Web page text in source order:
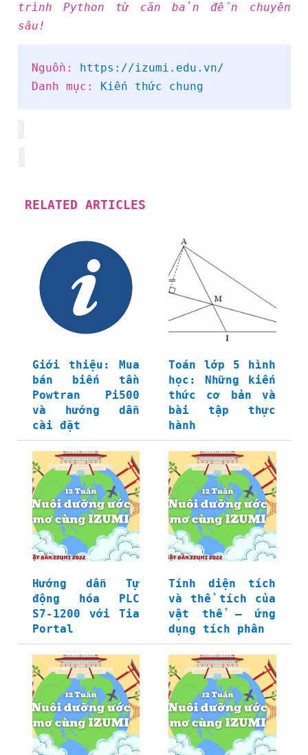
trình Python từ căn bản đến chuyên
sâu!
Nguồn:
https://izumi.edu.vn/
Danh mục:
Kiến thức chung
RELATED ARTICLES
Giới thiệu: Mua
bán biến tần
Powtran Pi500
và hướng dẫn
cài đặt
Toán lớp 5 hình
học: Những kiến
thức cơ bản và
bài tập thực
hành
Hướng dẫn Tự
động hóa PLC
S7-1200 với Tia
Portal
Tính diện tích
và thể tích của
vật thể – ứng
dụng tích phân